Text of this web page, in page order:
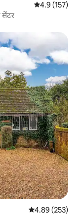
औसत रेटिंग 5 में
4.9 (157)
सेंटर
औसत रेटिंग 5 में से
4.89 (253)